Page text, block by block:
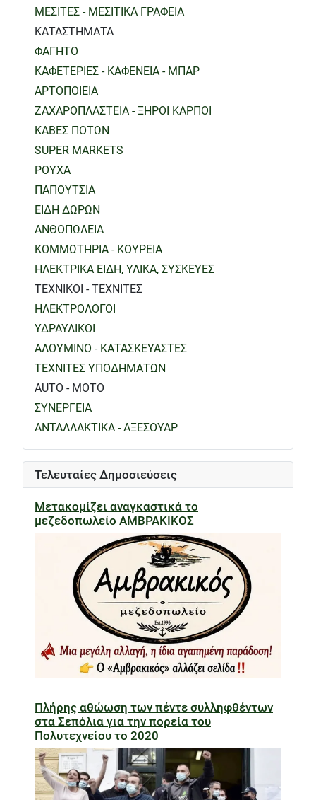
ΜΕΣΙΤΕΣ - ΜΕΣΙΤΙΚΑ ΓΡΑΦΕΙΑ
ΚΑΤΑΣΤΗΜΑΤΑ
ΦΑΓΗΤΟ
ΚΑΦΕΤΕΡΙΕΣ - ΚΑΦΕΝΕΙΑ - ΜΠΑΡ
ΑΡΤΟΠΟΙΕΙΑ
ΖΑΧΑΡΟΠΛΑΣΤΕΙΑ - ΞΗΡΟΙ ΚΑΡΠΟΙ
ΚΑΒΕΣ ΠΟΤΩΝ
SUPER MARKETS
ΡΟΥΧΑ
ΠΑΠΟΥΤΣΙΑ
ΕΙΔΗ ΔΩΡΩΝ
ΑΝΘΟΠΩΛΕΙΑ
ΚΟΜΜΩΤΗΡΙΑ - ΚΟΥΡΕΙΑ
ΗΛΕΚΤΡΙΚΑ ΕΙΔΗ, ΥΛΙΚΑ, ΣΥΣΚΕΥΕΣ
ΤΕΧΝΙΚΟΙ - ΤΕΧΝΙΤΕΣ
ΗΛΕΚΤΡΟΛΟΓΟΙ
ΥΔΡΑΥΛΙΚΟΙ
ΑΛΟΥΜΙΝΟ - ΚΑΤΑΣΚΕΥΑΣΤΕΣ
ΤΕΧΝΙΤΕΣ ΥΠΟΔΗΜΑΤΩΝ
AUTO - MOTO
ΣΥΝΕΡΓΕΙΑ
ΑΝΤΑΛΛΑΚΤΙΚΑ - ΑΞΕΣΟΥΑΡ
Τελευταίες Δημοσιεύσεις
Μετακομίζει αναγκαστικά το
μεζεδοπωλείο ΑΜΒΡΑΚΙΚΟΣ
Πλήρης αθώωση των πέντε συλληφθέντων
στα Σεπόλια για την πορεία του
Πολυτεχνείου το 2020